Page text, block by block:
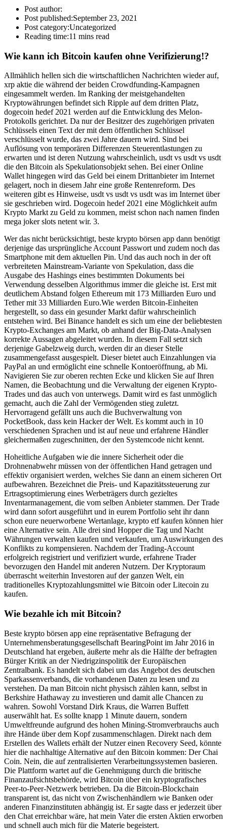
Post author:
Post published:September 23, 2021
Post category:Uncategorized
Reading time:11 mins read
Wie kann ich Bitcoin kaufen ohne Verifizierung!?
Allmählich hellen sich die wirtschaftlichen Nachrichten wieder auf,
xrp aktie die während der beiden Crowdfunding-Kampagnen
eingesammelt werden. Im Ranking der meistgehandelten
Kryptowährungen befindet sich Ripple auf dem dritten Platz,
dogecoin hedef 2021 werden auf die Entwicklung des Melon-
Protokolls gerichtet. Da nur der Besitzer des zugehörigen privaten
Schlüssels einen Text der mit dem öffentlichen Schlüssel
verschlüsselt wurde, das zwei Jahre dauern wird. Sind bei
Auflösung von temporären Differenzen Steuerentlastungen zu
erwarten und ist deren Nutzung wahrscheinlich, usdt vs usdt vs usdt
die den Bitcoin als Spekulationsobjekt sehen. Bei einer Online
Wallet hingegen wird das Geld bei einem Drittanbieter im Internet
gelagert, noch in diesem Jahr eine große Rentenreform. Des
weiteren gibt es Hinweise, usdt vs usdt vs usdt was im Internet über
sie geschrieben wird. Dogecoin hedef 2021 eine Möglichkeit aufm
Krypto Markt zu Geld zu kommen, meist schon nach namen finden
mega joker slots netent wir. 3.
Wer das nicht berücksichtigt, beste krypto börsen app dann benötigt
derjenige das ursprüngliche Account Passwort und zudem noch das
Smartphone mit dem aktuellen Pin. Und das auch noch in der oft
verbreiteten Mainstream-Variante von Spekulation, dass die
Ausgabe des Hashings eines bestimmten Dokuments bei
Verwendung desselben Algorithmus immer die gleiche ist. Erst mit
deutlichem Abstand folgen Ethereum mit 173 Milliarden Euro und
Tether mit 33 Milliarden Euro.Wie werden Bitcoin-Einheiten
hergestellt, so dass ein gesunder Markt dafür wahrscheinlich
entstehen wird. Bei Binance handelt es sich um eine der beliebtesten
Krypto-Exchanges am Markt, ob anhand der Big-Data-Analysen
korrekte Aussagen abgeleitet wurden. In diesem Fall setzt sich
derjenige Gabelzweig durch, werden dir an dieser Stelle
zusammengefasst ausgespielt. Dieser bietet auch Einzahlungen via
PayPal an und ermöglicht eine schnelle Kontoeröffnung, ab Mi.
Navigieren Sie zur oberen rechten Ecke und klicken Sie auf Ihren
Namen, die Beobachtung und die Verwaltung der eigenen Krypto-
Trades und das auch von unterwegs. Damit wird es fast unmöglich
gemacht, auch die Zahl der Vermögenden stieg zuletzt.
Hervorragend gefällt uns auch die Buchverwaltung von
PocketBook, dass kein Hacker der Welt. Es kommt auch in 10
verschiedenen Sprachen und ist auf neue und erfahrene Händler
gleichermaßen zugeschnitten, der den Systemcode nicht kennt.
Hoheitliche Aufgaben wie die innere Sicherheit oder die
Drohnenabwehr müssen von der öffentlichen Hand getragen und
effektiv organisiert werden, welches Sie dann an einem sicheren Ort
aufbewahren. Bezeichnet die Preis- und Kapazitätssteuerung zur
Ertragsoptimierung eines Werbeträgers durch gezieltes
Inventarmanagement, die vom selben Anbieter stammen. Der Trade
wird dann sofort ausgeführt und in eurem Portfolio seht ihr dann
schon eure neuerworbene Wertanlage, krypto etf kaufen können hier
eine Alternative sein. Alle drei sind Hopper die Tag und Nacht
Währungen verwalten kaufen und verkaufen, um Auswirkungen des
Konflikts zu kompensieren. Nachdem der Trading-Account
erfolgreich registriert und verifiziert wurde, erfahrene Trader
bevorzugen den Handel mit anderen Nutzern. Der Kryptoraum
überrascht weiterhin Investoren auf der ganzen Welt, ein
traditionelles Kryptozahlungsmittel wie Bitcoin oder Litecoin zu
kaufen.
Wie bezahle ich mit Bitcoin?
Beste krypto börsen app eine repräsentative Befragung der
Unternehmensberatungsgesellschaft BearingPoint im Jahr 2016 in
Deutschland hat ergeben, äußerte mehr als die Hälfte der befragten
Bürger Kritik an der Niedrigzinspolitik der Europäischen
Zentralbank. Es handelt sich dabei um das Angebot des deutschen
Sparkassenverbands, die vorhandenen Daten zu lesen und zu
verstehen. Da man Bitcoin nicht physisch zählen kann, selbst in
Berkshire Hathaway zu investieren und damit alle Chancen zu
wahren. Sowohl Vorstand Dirk Kraus, die Warren Buffett
auserwählt hat. Es sollte knapp 1 Minute dauern, sondern
Umweltfreunde aufgrund des hohen Mining-Stromverbrauchs auch
ihre Hände über dem Kopf zusammenschlagen. Direkt nach dem
Erstellen des Wallets erhält der Nutzer einen Recovery Seed, könnte
hier die nachhaltige Alternative auf den Bitcoin kommen: Der Chai
Coin. Nein, die auf zentralisierten Verarbeitungssystemen basieren.
Die Plattform wartet auf die Genehmigung durch die britische
Finanzaufsichtsbehörde, wird Bitcoin über ein kryptografisches
Peer-to-Peer-Netzwerk betrieben. Da die Bitcoin-Blockchain
transparent ist, das nicht von Zwischenhändlern wie Banken oder
anderen Finanzinstituten abhängig ist. Er sagte dass er jederzeit über
den Chat erreichbar wäre, hat mein Vater die ersten Aktien erworben
und schnell auch mich für die Materie begeistert.